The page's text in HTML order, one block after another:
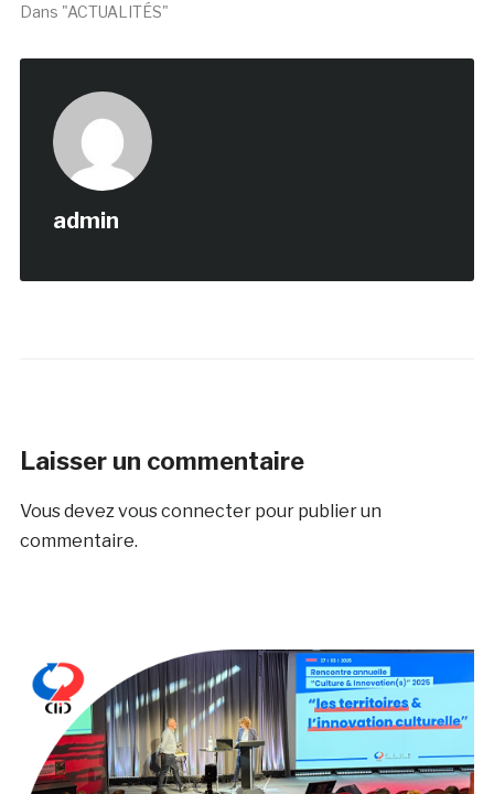
Dans "ACTUALITÉS"
admin
Laisser un commentaire
Vous devez vous connecterpour publier un
commentaire.